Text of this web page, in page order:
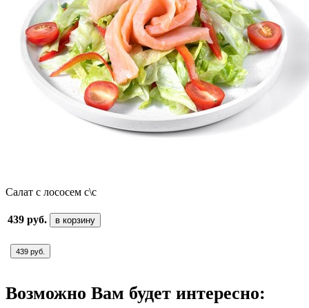
Салат с лососем с\с
439 руб. в корзину
439 руб.
Возможно Вам будет интересно: